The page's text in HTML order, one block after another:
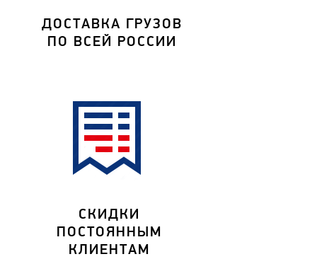
ДОСТАВКА ГРУЗОВ
ПО ВСЕЙ РОССИИ
СКИДКИ
ПОСТОЯННЫМ
КЛИЕНТАМ